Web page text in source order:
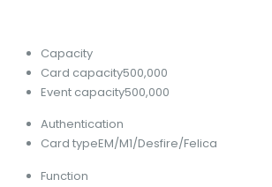
Capacity
Card capacity500,000
Event capacity500,000
Authentication
Card typeEM/M1/Desfire/Felica
Function